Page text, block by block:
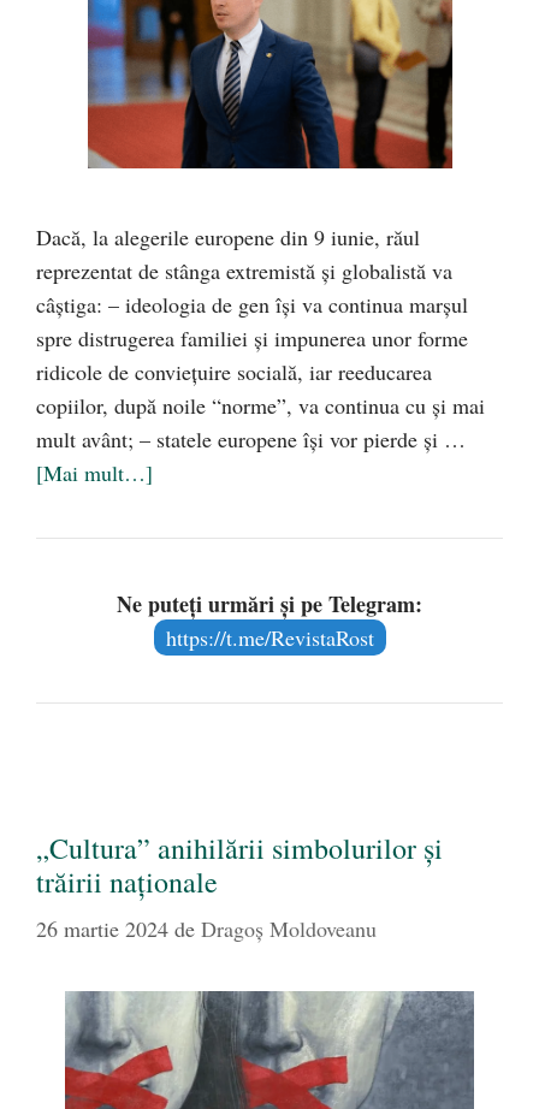
Dacă, la alegerile europene din 9 iunie, răul
reprezentat de stânga extremistă și globalistă va
câștiga: – ideologia de gen își va continua marșul
spre distrugerea familiei și impunerea unor forme
ridicole de conviețuire socială, iar reeducarea
copiilor, după noile “norme”, va continua cu și mai
mult avânt; – statele europene își vor pierde și …
[Mai mult…]
Ne puteți urmări și pe Telegram:
https://t.me/RevistaRost
„Cultura” anihilării simbolurilor și
trăirii naționale
26 martie 2024 de Dragoş Moldoveanu